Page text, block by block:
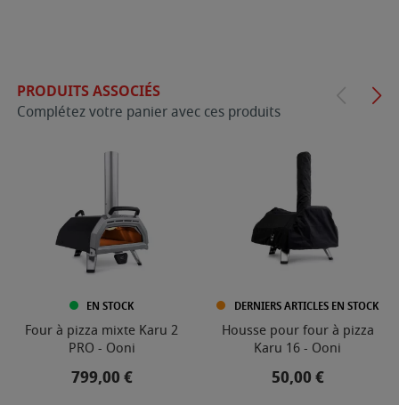
PRODUITS ASSOCIÉS
Complétez votre panier avec ces produits
EN STOCK
Four à pizza mixte Karu 2
PRO - Ooni
Prix
799,00 €
DERNIERS ARTICLES EN STOCK
Housse pour four à pizza
Karu 16 - Ooni
Prix
50,00 €